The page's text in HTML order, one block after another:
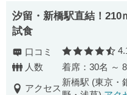
汐留・新橋駅直結！210
試食
口コミ
4.1
人数
着席：30名 ～
アクセス
新橋駅 (東京・